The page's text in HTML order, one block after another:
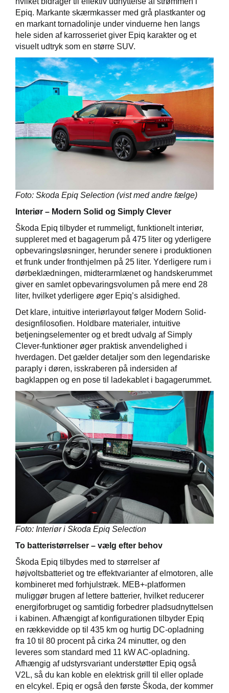
Epiq. Markante skærmkasser med grå plastkanter og
en markant tornadolinje under vinduerne hen langs
hele siden af karrosseriet giver Epiq karakter og et
visuelt udtryk som en større SUV.
Foto: Skoda Epiq Selection (vist med andre fælge)
Interiør – Modern Solid og Simply Clever
Škoda Epiq tilbyder et rummeligt, funktionelt interiør,
suppleret med et bagagerum på 475 liter og yderligere
opbevaringsløsninger, herunder senere i produktionen
et frunk under fronthjelmen på 25 liter. Yderligere rum i
dørbeklædningen, midterarmlænet og handskerummet
giver en samlet opbevaringsvolumen på mere end 28
liter, hvilket yderligere øger Epiq’s alsidighed.
Det klare, intuitive interiørlayout følger Modern Solid-
designfilosofien. Holdbare materialer, intuitive
betjeningselementer og et bredt udvalg af Simply
Clever-funktioner øger praktisk anvendelighed i
hverdagen. Det gælder detaljer som den legendariske
paraply i døren, isskraberen på indersiden af
bagklappen og en pose til ladekablet i bagagerummet.
Foto: Interiør i Skoda Epiq Selection
To batteristørrelser – vælg efter behov
Škoda Epiq tilbydes med to størrelser af
højvoltsbatteriet og tre effektvarianter af elmotoren, alle
kombineret med forhjulstræk. MEB+-platformen
muliggør brugen af lettere batterier, hvilket reducerer
energiforbruget og samtidig forbedrer pladsudnyttelsen
i kabinen. Afhængigt af konfigurationen tilbyder Epiq
en rækkevidde op til 435 km og hurtig DC-opladning
fra 10 til 80 procent på cirka 24 minutter, og den
leveres som standard med 11 kW AC-opladning.
Afhængig af udstyrsvariant understøtter Epiq også
V2L, så du kan koble en elektrisk grill til eller oplade
en elcykel. Epiq er også den første Škoda, der kommer